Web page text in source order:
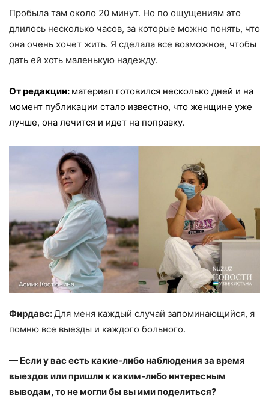
Пробыла там около 20 минут. Но по ощущениям это
длилось несколько часов, за которые можно понять, что
она очень хочет жить. Я сделала все возможное, чтобы
дать ей хоть маленькую надежду.
От редакции: материал готовился несколько дней и на
момент публикации стало известно, что женщине уже
лучше, она лечится и идет на поправку.
Фирдавс:Для меня каждый случай запоминающийся, я
помню все выезды и каждого больного.
— Если у вас есть какие-либо наблюдения за время
выездов или пришли к каким-либо интересным
выводам, то не могли бы вы ими поделиться?